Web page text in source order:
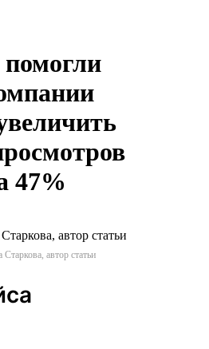
47%
Старкова, автор статьи